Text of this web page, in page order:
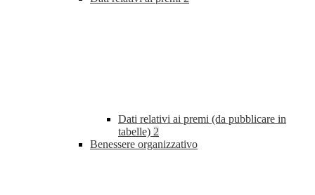
Dati relativi ai premi (da pubblicare in
tabelle) 2
Benessere organizzativo